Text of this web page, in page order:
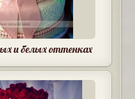
и белых оттенках